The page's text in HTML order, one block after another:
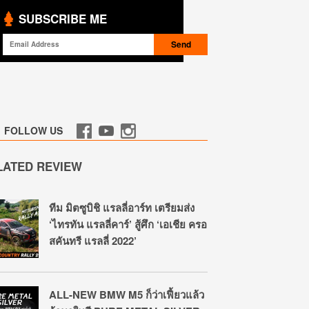
SUBSCRIBE ME
FOLLOW US
REVIEW
ทีม มิตซูบิชิ แรลลี่อาร์ท เตรียมส่ง
‘ไทรทัน แรลลี่คาร์’ สู้ศึก ‘เอเชีย ครอ
สคันทรี แรลลี่ 2022’
ALL-NEW BMW M5 ก็ว่าเฟี้ยวแล้ว